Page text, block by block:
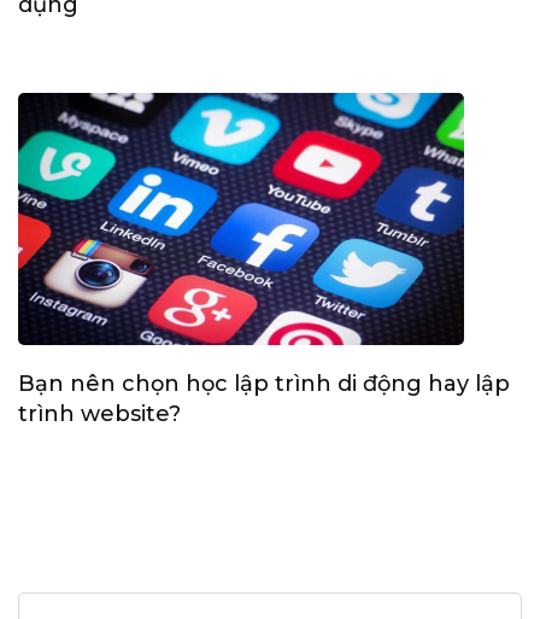
dụng
Bạn nên chọn học lập trình di động hay lập
trình website?